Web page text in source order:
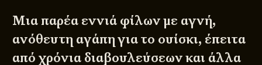
Μια παρέα εννιά φίλων με αγνή,
ανόθευτη αγάπη για το ουίσκι, έπειτα
από χρόνια διαβουλεύσεων και άλλα